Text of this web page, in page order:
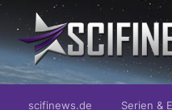
scifinews.de Serien &